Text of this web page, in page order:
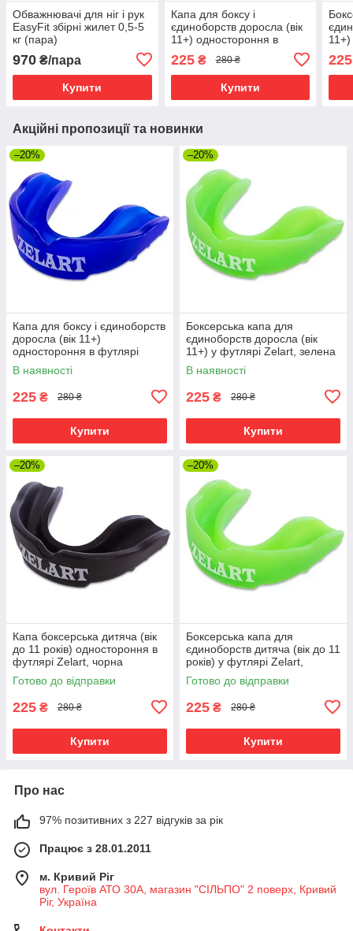
Обважнювачі для ніг і рук
EasyFit збірні жилет 0,5-5
кг (пара)
970 ₴/пара
Купити
Капа для боксу і
єдиноборств доросла (вік
11+) одностороння в
225₴ 280 ₴
Купити
225
Акційні пропозиції та новинки
–20%
Капа для боксу і єдиноборств
доросла (вік 11+)
одностороння в футлярі
Zelart, синя
В наявності
225 ₴ 280 ₴
Купити
–20%
Боксерська капа для
єдиноборств доросла (вік
11+) у футлярі Zelart, зелена
В наявності
225 ₴ 280 ₴
Купити
–20%
Капа боксерська дитяча (вік
до 11 років) одностороння в
футлярі Zelart, чорна
Готово до відправки
225 ₴ 280 ₴
Купити
–20%
Боксерська капа для
єдиноборств дитяча (вік до 11
років) у футлярі Zelart,
зелена
Готово до відправки
225 ₴ 280 ₴
Купити
Про нас
97% позитивних з 227 відгуків за рік
Працює з 28.01.2011
м. Кривий Ріг
вул. Героїв АТО 30А, магазин "СІЛЬПО" 2 поверх, Кривий
Ріг, Україна